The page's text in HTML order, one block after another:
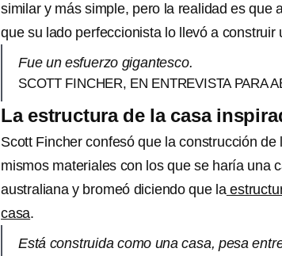
similar y más simple, pero la realidad es que
que su lado perfeccionista lo llevó a construir
Fue un esfuerzo gigantesco.
SCOTT FINCHER, EN ENTREVISTA PARA
La estructura de la casa
Scott Fincher confesó que la construcción
mismos materiales con los que se haría una
australiana y bromeó diciendo que la
casa.
Está construida como una casa, pesa